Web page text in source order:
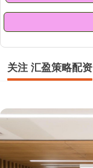
关注 汇盈策略配资